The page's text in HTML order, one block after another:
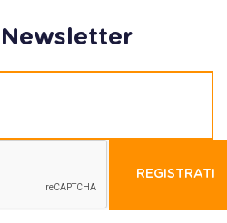
Newsletter
REGISTRATI